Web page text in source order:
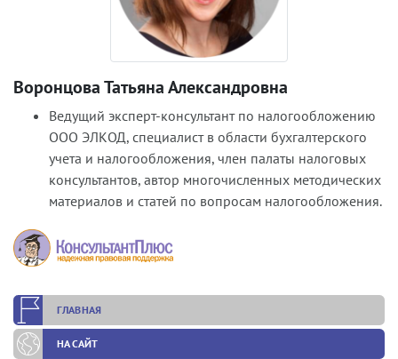
Воронцова Татьяна Александровна
Ведущий эксперт-консультант по налогообложению
ООО ЭЛКОД, специалист в области бухгалтерского
учета и налогообложения, член палаты налоговых
консультантов, автор многочисленных методических
материалов и статей по вопросам налогообложения.
ГЛАВНАЯ
НА САЙТ